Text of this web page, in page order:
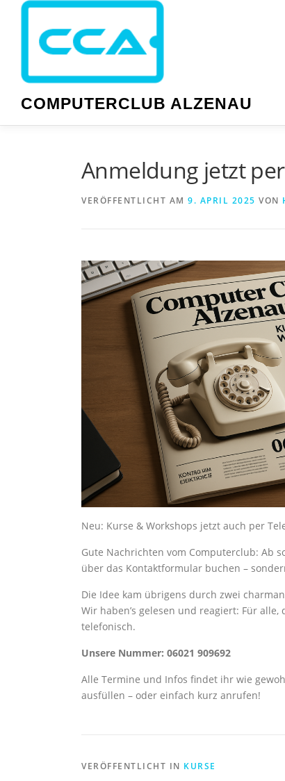
springen
COMPUTERCLUB ALZENAU
Anmeldung jetzt
VERÖFFENTLICHT AM 9. APRIL 2025 VON
Neu: Kurse & Workshops jetzt auch per
Gute Nachrichten vom Computerclub: Ab
über das Kontaktformular buchen –
Die Idee kam übrigens durch zwei
Wir haben’s gelesen und reagiert: Für
telefonisch.
Unsere Nummer: 06021 909692
Alle Termine und Infos findet ihr wie
ausfüllen – oder einfach kurz anrufen!
VERÖFFENTLICHT IN KURSE